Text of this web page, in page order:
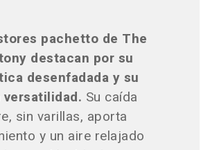
pachetto de The
destacan por su
desenfadada y su
versatilidad. Su caída
sin varillas, aporta
y un aire relajado